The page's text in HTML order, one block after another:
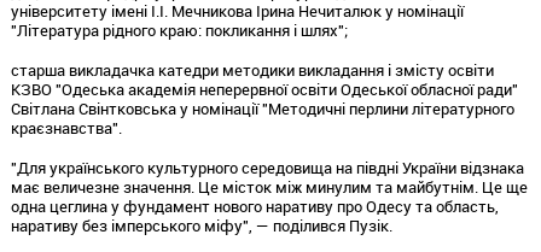
університету імені І.І. Мечникова Ірина Нечиталюк у номінації
"Література рідного краю: покликання і шлях";
старша викладачка катедри методики викладання і змісту освіти
КЗВО "Одеська академія неперервної освіти Одеської обласної ради"
Світлана Свінтковська у номінації "Методичні перлини літературного
краєзнавства".
"Для українського культурного середовища на півдні України відзнака
має величезне значення. Це місток між минулим та майбутнім. Це ще
одна цеглина у фундамент нового наративу про Одесу та область,
наративу без імперського міфу", — поділився Пузік.